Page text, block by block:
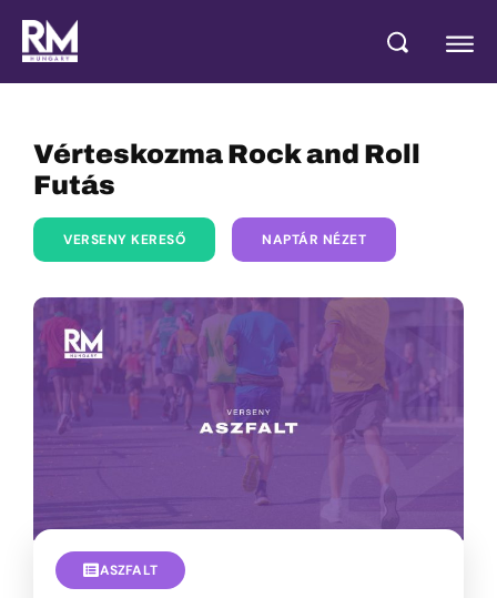
Vérteskozma Rock and Roll
Futás
VERSENY KERESŐ NAPTÁR NÉZET
ASZFALT